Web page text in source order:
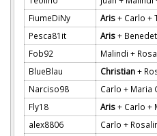
FiumeDiNy
Aris+ Carlo +
Pesca81it
Aris+
Fob92
Malindi +
BlueBlau
Christian+
Narciso98
Carlo + Maria
Fly18
Aris+ Carlo +
alex8806
Carlo +